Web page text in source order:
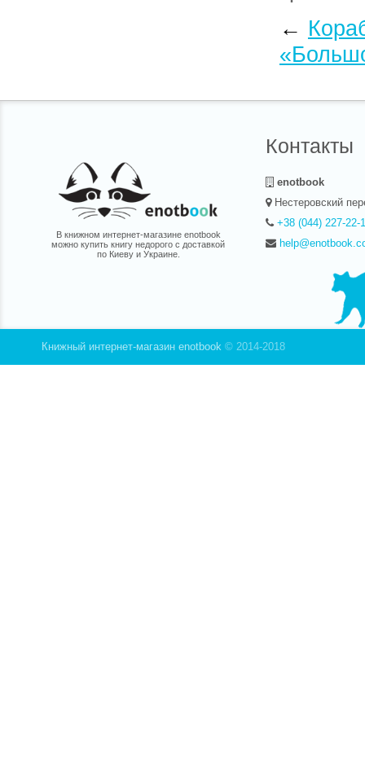
384
0,32
←
В книжном интернет-магазине enotbook
можно купить книгу недорого с доставкой
по Киеву и Украине.
Контакты
enotbook
Нестеровский
+38 (044) 227-22-
Книжный интернет-магазин enotbook © 2014-2018